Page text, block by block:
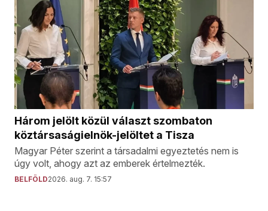
Három jelölt közül választ szombaton
köztársaságielnök-jelöltet a Tisza
Magyar Péter szerint a társadalmi egyeztetés nem is
úgy volt, ahogy azt az emberek értelmezték.
BELFÖLD2026. aug. 7. 15:57